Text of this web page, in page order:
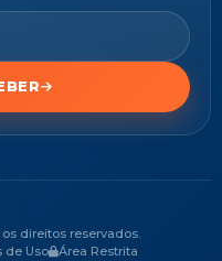
direitos reservados.
de Uso Área Restrita